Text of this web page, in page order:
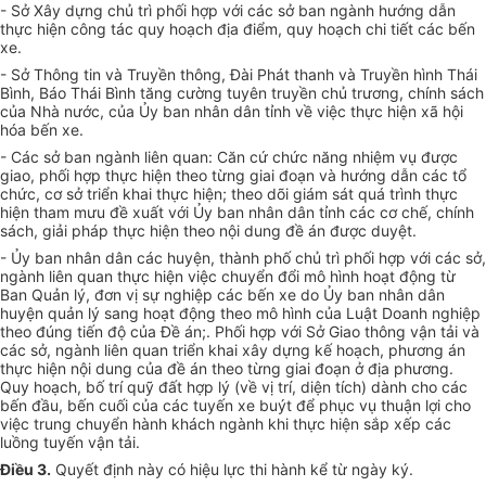
- Sở Xây dựng chủ trì phối hợp với các sở ban ngành hướng dẫn
thực hiện công tác quy hoạch địa điểm, quy hoạch chi tiết các bến
xe.
- Sở Thông tin và Truyền thông, Đài Phát thanh và Truyền hình Thái
Bình, Báo Thái Bình tăng cường tuyên truyền chủ trương, chính sách
của Nhà nước, của Ủy ban nhân dân tỉnh về việc thực hiện xã hội
hóa bến xe.
- Các sở ban ngành liên quan: Căn cứ chức năng nhiệm vụ được
giao, phối hợp thực hiện theo từng giai đoạn và hướng dẫn các tổ
chức, cơ sở triển khai thực hiện; theo dõi giám sát quá trình thực
hiện tham mưu đề xuất với Ủy ban nhân dân tỉnh các cơ chế, chính
sách, giải pháp thực hiện theo nội dung đề án được duyệt.
- Ủy ban nhân dân các huyện, thành phố chủ trì phối hợp với các sở,
ngành liên quan thực hiện việc chuyển đổi mô hình hoạt động từ
Ban Quản lý, đơn vị sự nghiệp các bến xe do Ủy ban nhân dân
huyện quản lý sang hoạt động theo mô hình của Luật Doanh nghiệp
theo đúng tiến độ của Đề án;. Phối hợp với Sở Giao thông vận tải và
các sở, ngành liên quan triển khai xây dựng kế hoạch, phương án
thực hiện nội dung của đề án theo từng giai đoạn ở địa phương.
Quy hoạch, bố trí quỹ đất hợp lý (về vị trí, diện tích) dành cho các
bến đầu, bến cuối của các tuyến xe buýt để phục vụ thuận lợi cho
việc trung chuyển hành khách ngành khi thực hiện sắp xếp các
luồng tuyến vận tải.
Điều 3. Quyết định này có hiệu lực thi hành kể từ ngày ký.